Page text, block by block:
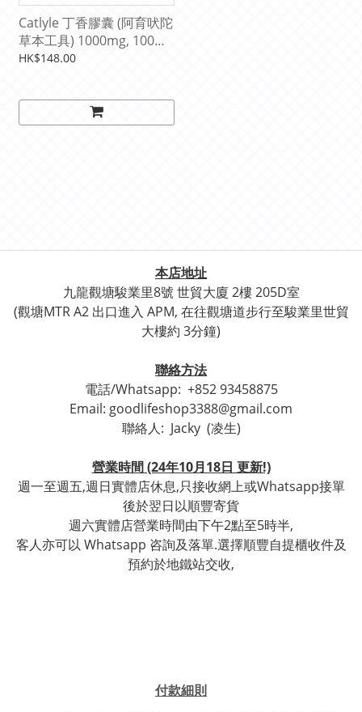
Catlyle 丁香膠囊 (阿育吠陀
草本工具) 1000mg, 100粒
(可服用100次)
HK$148.00
本店地址
九龍觀塘駿業里8號 世貿大廈 2樓 205D室
(觀塘MTR A2 出口進入 APM, 在往觀塘道步行至駿業里世貿
大樓約 3分鐘)
聯絡方法
電話/Whatsapp: +852 93458875
Email: goodlifeshop3388@gmail.com
聯絡人: Jacky (凌生)
營業時間 (24年10月18日 更新!)
週一至週五,週日實體店休息,只接收網上或Whatsapp接單
後於翌日以順豐寄貨
週六實體店營業時間由下午2點至5時半,
客人亦可以 Whatsapp 咨詢及落單.選擇順豐自提櫃收件及
預約於地鐵站交收,
付款細則